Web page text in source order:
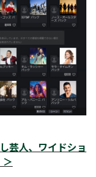
芸人、ワイドショ